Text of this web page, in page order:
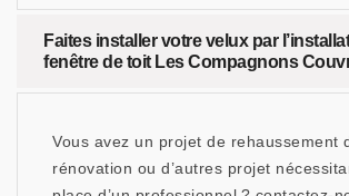
Faites installer votre velux par
fenêtre de toit Les Compagnons
Vous avez un projet de rehaussement
rénovation ou d’autres projet